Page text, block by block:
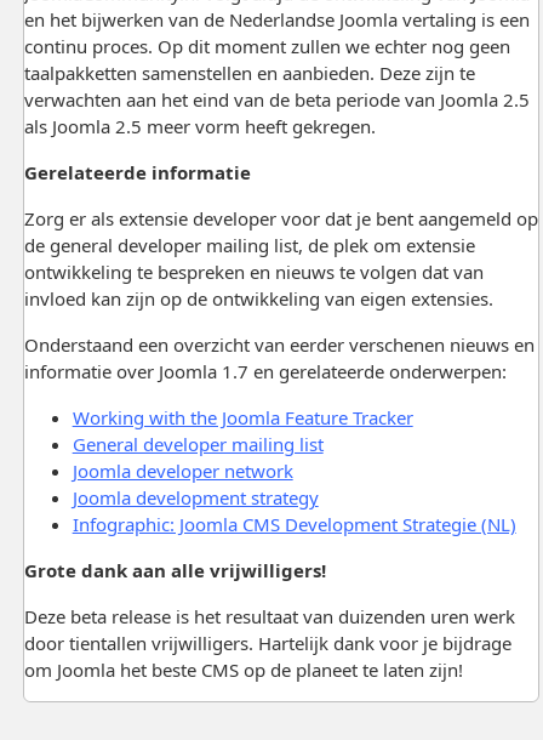
en het bijwerken van de Nederlandse Joomla vertaling is een
continu proces. Op dit moment zullen we echter nog geen
taalpakketten samenstellen en aanbieden. Deze zijn te
verwachten aan het eind van de beta periode van Joomla 2.5
als Joomla 2.5 meer vorm heeft gekregen.
Gerelateerde informatie
Zorg er als extensie developer voor dat je bent aangemeld op
de general developer mailing list, de plek om extensie
ontwikkeling te bespreken en nieuws te volgen dat van
invloed kan zijn op de ontwikkeling van eigen extensies.
Onderstaand een overzicht van eerder verschenen nieuws en
informatie over Joomla 1.7 en gerelateerde onderwerpen:
Working with the Joomla Feature Tracker
General developer mailing list
Joomla developer network
Joomla development strategy
Infographic: Joomla CMS Development Strategie (NL)
Grote dank aan alle vrijwilligers!
Deze beta release is het resultaat van duizenden uren werk
door tientallen vrijwilligers. Hartelijk dank voor je bijdrage
om Joomla het beste CMS op de planeet te laten zijn!